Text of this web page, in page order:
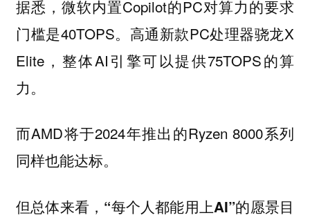
据悉，微软内置Copilot的PC对算力的要求
门槛是40TOPS。高通新款PC处理器骁龙X
Elite，整体AI引擎可以提供75TOPS的算
力。
而AMD将于2024年推出的Ryzen 8000系列
同样也能达标。
但总体来看，“每个人都能用上AI”的愿景目